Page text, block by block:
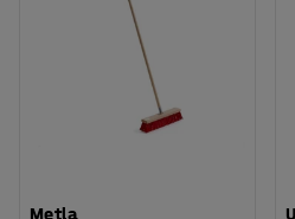
Metla